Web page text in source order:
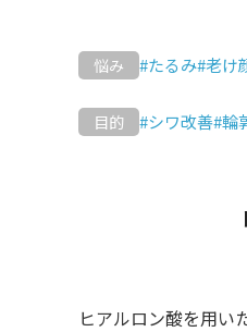
悩み #たるみ#老け
目的 #シワ改善#輪
ヒアルロン酸を用い